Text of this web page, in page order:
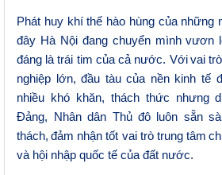
Phát huy khí thế hào hùng của những
đây Hà Nội đang chuyển mình vươn
đáng là trái tim của cả nước. Với vai trò
nghiệp lớn, đầu tàu của nền kinh tế
nhiều khó khăn, thách thức nhưng
Đảng,
N hân dân Thủ đô luôn sẵn
thách, đảm nhận tốt vai trò trung tâm
và hội nhập quốc tế của đất nước.